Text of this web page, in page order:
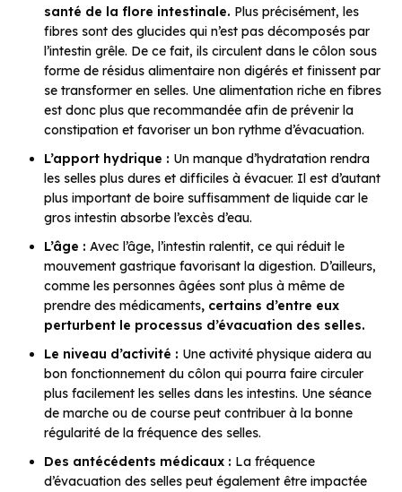
santé de la flore intestinale. Plus précisément, les
fibres sont des glucides qui n’est pas décomposés par
l’intestin grêle. De ce fait, ils circulent dans le côlon sous
forme de résidus alimentaire non digérés et finissent par
se transformer en selles. Une alimentation riche en fibres
est donc plus que recommandée afin de prévenir la
constipation et favoriser un bon rythme d’évacuation.
L’apport hydrique : Un manque d’hydratation rendra
les selles plus dures et difficiles à évacuer. Il est d’autant
plus important de boire suffisamment de liquide car le
gros intestin absorbe l’excès d’eau.
L’âge : Avec l’âge, l’intestin ralentit, ce qui réduit le
mouvement gastrique favorisant la digestion. D’ailleurs,
comme les personnes âgées sont plus à même de
prendre des médicaments, certains d’entre eux
perturbent le processus d’évacuation des selles.
Le niveau d’activité : Une activité physique aidera au
bon fonctionnement du côlon qui pourra faire circuler
plus facilement les selles dans les intestins. Une séance
de marche ou de course peut contribuer à la bonne
régularité de la fréquence des selles.
Des antécédents médicaux : La fréquence
d’évacuation des selles peut également être impactée